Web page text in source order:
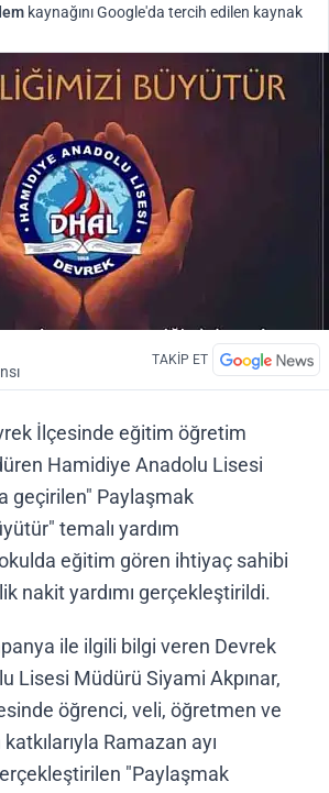
kaynağını Google'da tercih edilen kaynak
TAKİP ET
İlçesinde eğitim öğretim
Hamidiye Anadolu Lisesi
geçirilen" Paylaşmak
temalı yardım
eğitim gören ihtiyaç sahibi
nakit yardımı gerçekleştirildi.
ile ilgili bilgi veren Devrek
Lisesi Müdürü Siyami Akpınar,
öğrenci, veli, öğretmen ve
Ramazan ayı
"Paylaşmak